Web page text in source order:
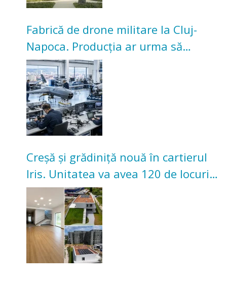
Fabrică de drone militare la Cluj-
Napoca. Producția ar urma să
înceapă în toamna acestui an
Creșă și grădiniță nouă în cartierul
Iris. Unitatea va avea 120 de locuri
pentru copii